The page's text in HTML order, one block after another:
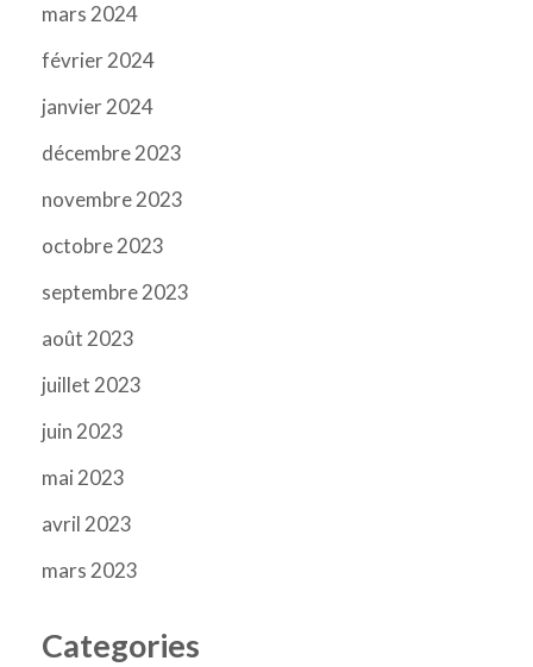
mars 2024
février 2024
janvier 2024
décembre 2023
novembre 2023
octobre 2023
septembre 2023
août 2023
juillet 2023
juin 2023
mai 2023
avril 2023
mars 2023
Categories